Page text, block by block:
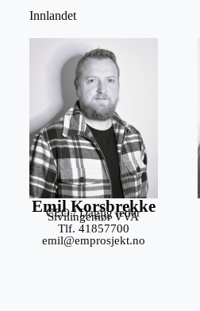
Innlandet
Emil Korsbrekke
CEO / Daglig leder
Sivilingeniør VVA
Tlf. 41857700
emil@emprosjekt.no